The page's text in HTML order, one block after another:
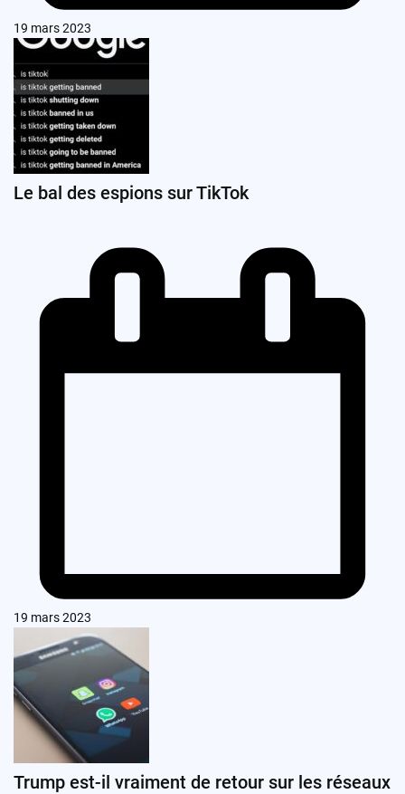
19 mars 2023
Le bal des espions sur TikTok
19 mars 2023
Trump est-il vraiment de retour sur les réseaux